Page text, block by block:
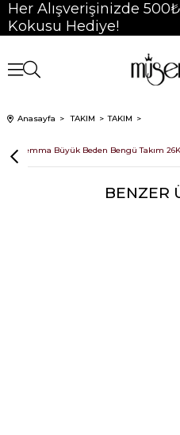
Her Alışverişinizde
Kokusu Hediye!
Anasayfa TAKIM TAKIM
Müsemma Büyük Beden Bengü Takım
BENZER